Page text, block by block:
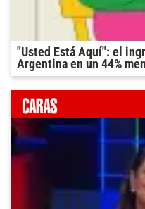
"Usted Está Aquí": el
Argentina en un 44%